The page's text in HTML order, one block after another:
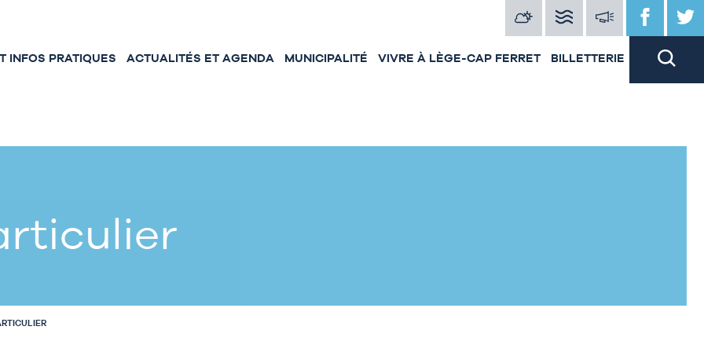
INFOS PRATIQUES ACTUALITÉS ET AGENDA MUNICIPALITÉ VIVRE À LÈGE-CAP FERRET BILLETTERIE